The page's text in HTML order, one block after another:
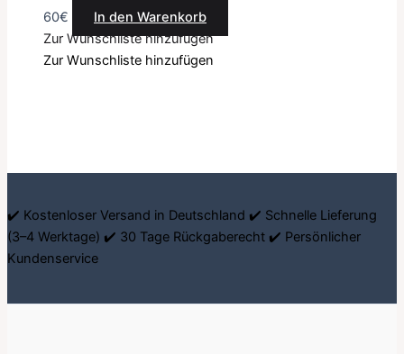
60€
In den Warenkorb
Zur Wunschliste hinzufügen
Zur Wunschliste hinzufügen
✔️ Kostenloser Versand in Deutschland ✔️ Schnelle Lieferung
(3–4 Werktage) ✔️ 30 Tage Rückgaberecht ✔️ Persönlicher
Kundenservice